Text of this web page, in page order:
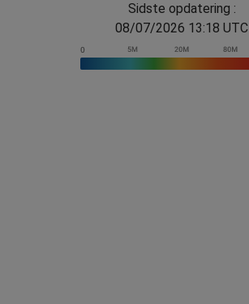
Sidste opdatering :
08/07/2026 13:18 UTC